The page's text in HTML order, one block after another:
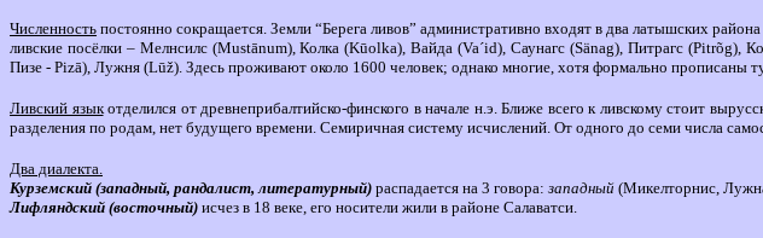
Численность постоянно сокращается. Земли “Берега ливов” административно входят в два латышских
ливские посёлки – Мелнсилс (Mustānum), Колка (Kūolka), Вайда (Va´id), Саунагс (Sänag), Питрагс(Pitrõg),
Пизе - Pizā), Лужня (Lūž). Здесь проживают около 1600 человек; однако многие, хотя формально прописаны
Ливский языкотделился от древнеприбалтийско-финского в начале н.э. Ближе всего к ливскому стоит
разделения по родам, нет будущего времени. Семиричная систему исчислений. От одного до семи числа
Два диалекта.
Курземский (западный, рандалист, литературный) распадается на 3 говора: западный (Микелторнис,
Лифляндский (восточный) исчез в 18 веке, его носители жили в районе Салаватси.